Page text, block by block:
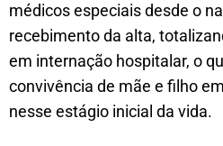
médicos especiais desde o
recebimento da alta,
em internação hospitalar, o
convivência de mãe e filho
nesse estágio inicial da vida.